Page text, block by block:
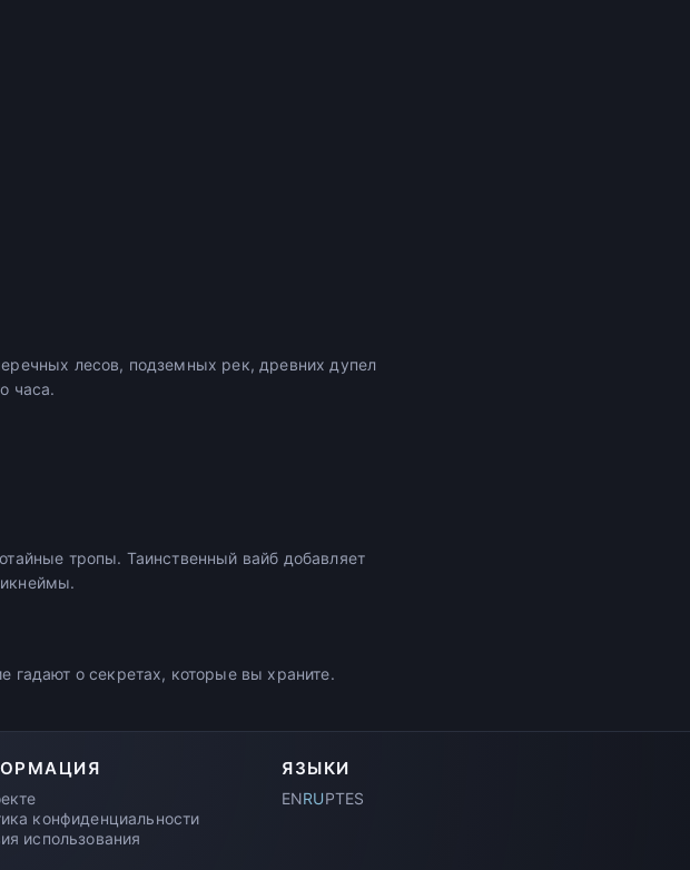
лесов, подземных рек, древних дупел
часа.
тропы. Таинственный вайб добавляет
гадают о секретах, которые вы храните.
конфиденциальности
использования
ЯЗЫКИ
ENRUPTES